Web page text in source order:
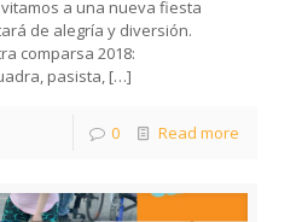
a una nueva fiesta
de alegría y diversión.
comparsa 2018:
pasista, […]
0 Read more